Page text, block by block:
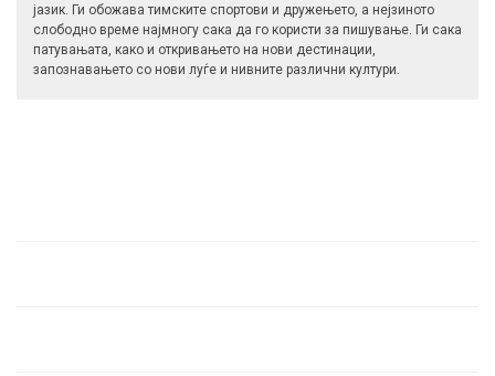
јазик. Ги обожава тимските спортови и дружењето, а нејзиното
слободно време најмногу сака да го користи за пишување. Ги сака
патувањата, како и откривањето на нови дестинации,
запознавањето со нови луѓе и нивните различни култури.